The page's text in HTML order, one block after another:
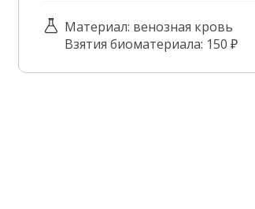
Материал: венозная кровь
Взятия биоматериала: 150 ₽